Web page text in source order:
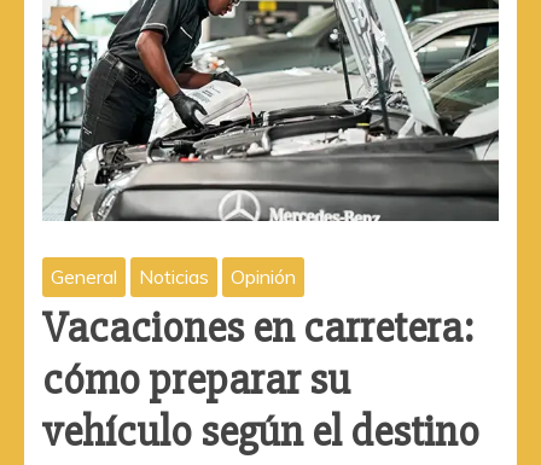
General Noticias Opinión
Vacaciones en carretera:
cómo preparar su
vehículo según el destino